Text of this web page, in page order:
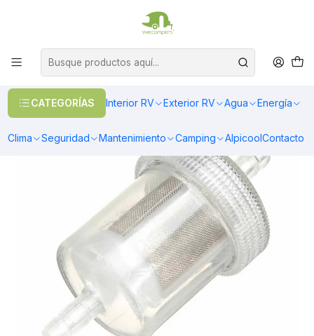
CATEGORÍAS Interior RV Exterior RV Agua Energía
Clima Seguridad Mantenimiento Camping AlpicoolContacto
OFERTAS EN CALEFACCIÓN DIESEL
Filtro de Combustible para calefactor diesel 12V (genérico)